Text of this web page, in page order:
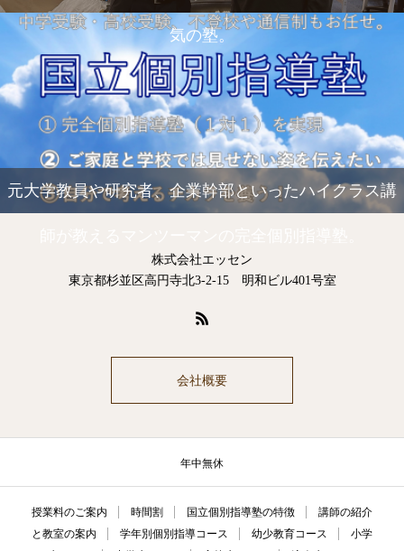
気の塾。
元大学教員や研究者、企業幹部といったハイクラス講
株式会社エッセン
東京都杉並区高円寺北3-2-15 明和ビル401号室
会社概要
年中無休
授業料のご案内 時間割 国立個別指導塾の特徴
講師の紹介
と教室の案内
学年別個別指導コース 幼少教育コース
小学